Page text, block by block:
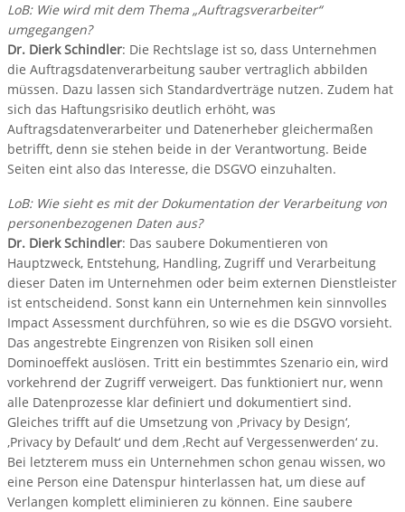
LoB: Wie wird mit dem Thema „Auftragsverarbeiter“
umgegangen?
Dr. Dierk Schindler: Die Rechtslage ist so, dass Unternehmen
die Auftragsdatenverarbeitung sauber vertraglich abbilden
müssen. Dazu lassen sich Standardverträge nutzen. Zudem hat
sich das Haftungsrisiko deutlich erhöht, was
Auftragsdatenverarbeiter und Datenerheber gleichermaßen
betrifft, denn sie stehen beide in der Verantwortung. Beide
Seiten eint also das Interesse, die DSGVO einzuhalten.
LoB: Wie sieht es mit der Dokumentation der Verarbeitung von
personenbezogenen Daten aus?
Dr. Dierk Schindler: Das saubere Dokumentieren von
Hauptzweck, Entstehung, Handling, Zugriff und Verarbeitung
dieser Daten im Unternehmen oder beim externen Dienstleister
ist entscheidend. Sonst kann ein Unternehmen kein sinnvolles
Impact Assessment durchführen, so wie es die DSGVO vorsieht.
Das angestrebte Eingrenzen von Risiken soll einen
Dominoeffekt auslösen. Tritt ein bestimmtes Szenario ein, wird
vorkehrend der Zugriff verweigert. Das funktioniert nur, wenn
alle Datenprozesse klar definiert und dokumentiert sind.
Gleiches trifft auf die Umsetzung von ‚Privacy by Design‘,
‚Privacy by Default‘ und dem ‚Recht auf Vergessenwerden‘ zu.
Bei letzterem muss ein Unternehmen schon genau wissen, wo
eine Person eine Datenspur hinterlassen hat, um diese auf
Verlangen komplett eliminieren zu können. Eine saubere